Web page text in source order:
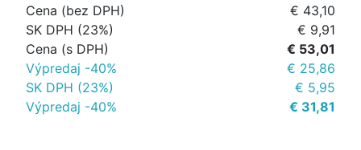
Cena (bez DPH)
€ 43,10
SK DPH (23%)
€ 9,91
Cena (s DPH)
€ 53,01
Výpredaj -40%
€ 25,86
SK DPH (23%)
€ 5,95
Výpredaj -40%
€ 31,81